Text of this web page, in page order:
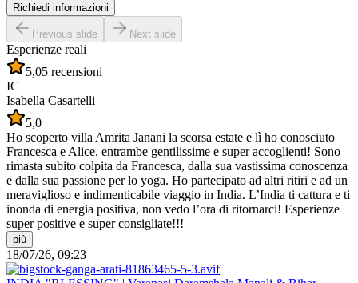
Richiedi informazioni
Previous slide Next slide
Esperienze reali
5,05 recensioni
IC
Isabella Casartelli
5,0
Ho scoperto villa Amrita Janani la scorsa estate e lì ho conosciuto
Francesca e Alice, entrambe gentilissime e super accoglienti! Sono
rimasta subito colpita da Francesca, dalla sua vastissima conoscenza
e dalla sua passione per lo yoga. Ho partecipato ad altri ritiri e ad un
meraviglioso e indimenticabile viaggio in India. L’India ti cattura e ti
inonda di energia positiva, non vedo l’ora di ritornarci! Esperienze
super positive e super consigliate!!!
più
18/07/26, 09:23